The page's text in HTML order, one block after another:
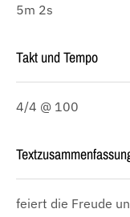
5m 2s
Takt und Tempo
4/4 @ 100
feiert die Freude